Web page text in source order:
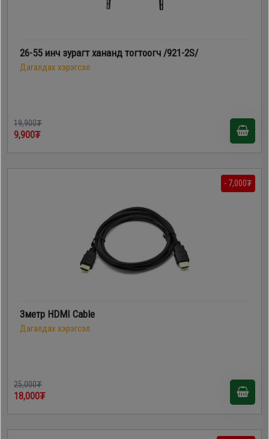
26-55 инч зурагт хананд тогтоогч /921-2S/
Дагалдах хэрэгсэл
19,900₮
9,900₮
- 7,000₮
3метр HDMI Cable
Дагалдах хэрэгсэл
25,000₮
18,000₮